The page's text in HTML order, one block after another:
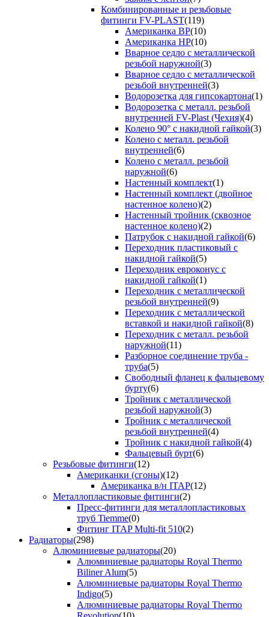
Комбинированные и резьбовые
фитинги FV-PLAST(119)
Американка ВР(10)
Американка НР(10)
Вварное седло с металлической
резьбой наружной(3)
Вварное седло с металлической
резьбой внутренней(3)
Водорозетка для гипсокартона(1)
Водорозетка с металл. резьбой
внутренней FV-Plast (Чехия)(4)
Колено 90° с накидной гайкой(3)
Колено с металл. резьбой
внутренней(6)
Колено с металл. резьбой
наружной(6)
Настенный комплект(1)
Настенный комплект (двойное
настенное колено)(2)
Настенный тройник (сквозное
настенное колено)(2)
Патрубок с накидной гайкой(6)
Переходник пластиковый с
накидной гайкой(5)
Переходник евроконус с
накидной гайкой(1)
Переходник с металлической
резьбой внутренней(9)
Переходник с металлической
вставкой и накидной гайкой(8)
Переходник с металл. резьбой
наружной(11)
Разборное соединение труба -
труба(5)
Свободный фланец к фальцевому
бурту(6)
Тройник с металлической
резьбой наружной(3)
Тройник с металлической
резьбой внутренней(4)
Тройник с накидной гайкой(4)
Фальцевый бурт(6)
Резьбовые фитинги(12)
Американки (сгоны)(12)
Американка в/н ITAP(12)
Металлопластиковые фитинги(2)
Пресс-фитинги для металлопластиковых
труб Tiemme(0)
Фитинг ITAP Multi-fit 510(2)
Радиаторы(298)
Алюминиевые радиаторы(20)
Алюминиевые радиаторы Royal Thermo
Biliner Alum(5)
Алюминиевые радиаторы Royal Thermo
Indigo(5)
Алюминиевые радиаторы Royal Thermo